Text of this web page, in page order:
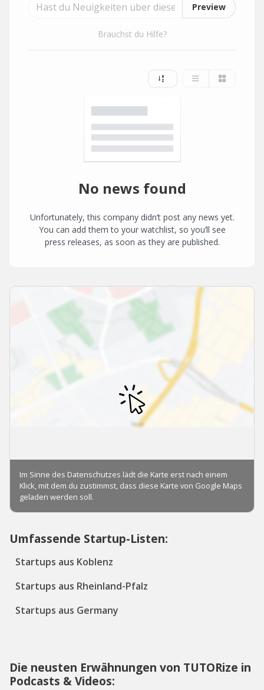
Preview
Brauchst du Hilfe?
No news found
Unfortunately, this company didn’t post any news yet.
You can add them to your watchlist, so you’ll see
press releases, as soon as they are published.
Umfassende Startup-Listen:
Startups aus Koblenz
Startups aus Rheinland-Pfalz
Startups aus Germany
Die neusten Erwähnungen von TUTORize in
Podcasts & Videos: